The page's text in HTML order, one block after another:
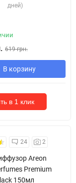
дней)
619 грн.
В корзину
в 1 клик
24 2
Areon
Premium
150мл